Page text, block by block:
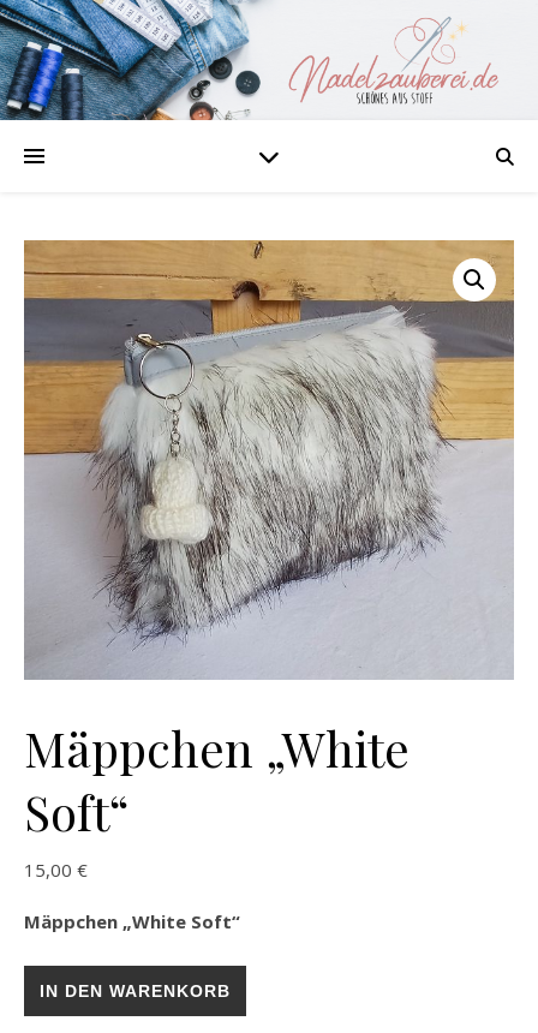
Mäppchen „White
Soft“
15,00 €
Mäppchen „White Soft“
IN DEN WARENKORB